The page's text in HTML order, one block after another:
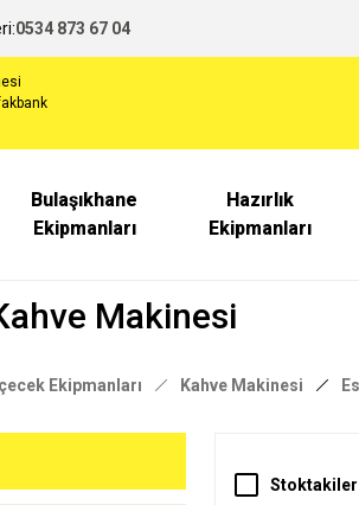
0534 873 67 04
Bulaşıkhane
Ekipmanları
Hazırlık
Ekipmanları
Makinesi
Ekipmanları Kahve Makinesi
Stoktakiler